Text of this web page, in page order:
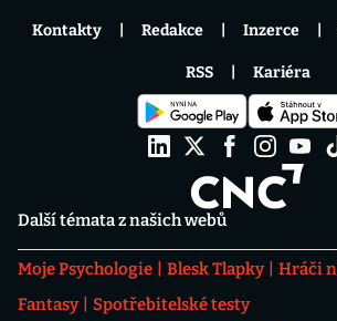
Další témata z našich webů
Moje Psychologie Blesk Tlapky Hráči
Fantasy
Spotřebitelské testy
Kontakty Redakce Inzerce
RSS Kariéra